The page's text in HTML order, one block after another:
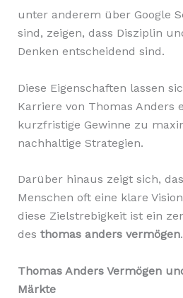
unter anderem über Google
sind, zeigen, dass Disziplin
Denken entscheidend sind.
Diese Eigenschaften lassen
Karriere von Thomas Anders
kurzfristige Gewinne zu
nachhaltige Strategien.
Darüber hinaus zeigt sich,
Menschen oft eine klare
diese Zielstrebigkeit ist ein
des thomas anders vermögen.
Thomas Anders Vermögen
Märkte